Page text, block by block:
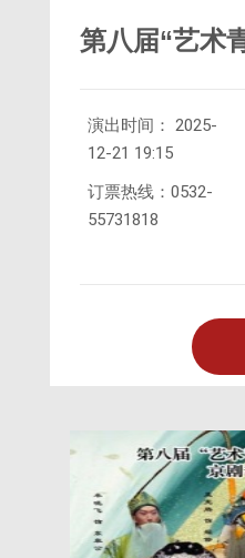
第八届“艺术
戏”京剧专场
家名段演唱
演出时间： 2025-
12-21 19:15
订票热线：0532-
55731818